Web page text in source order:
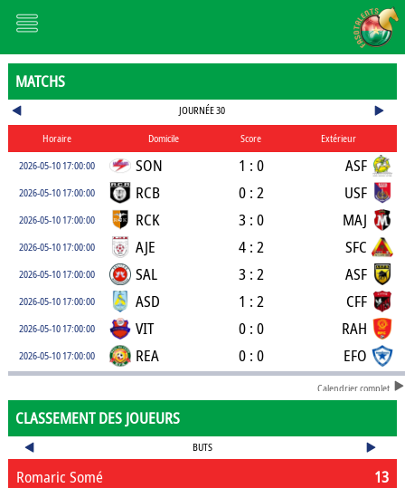
MATCHS
JOURNÉE 30
Horaire Domicile Score
Extérieur
2026-05-10 17:00:00
SON 1 : 0 ASF
2026-05-10 17:00:00 RCB 0 : 2 USF
2026-05-10 17:00:00 RCK 3 : 0 MAJ
2026-05-10 17:00:00 AJE 4 : 2 SFC
2026-05-10 17:00:00 SAL 3 : 2 ASF
2026-05-10 17:00:00 ASD 1 : 2 CFF
2026-05-10 17:00:00 VIT 0 : 0 RAH
2026-05-10 17:00:00 REA 0 : 0 EFO
Calendrier complet
CLASSEMENT DES JOUEURS
BUTS
13
Romaric Somé